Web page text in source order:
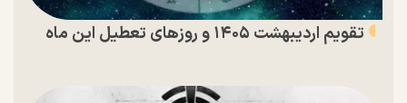
تقویم اردیبهشت ۱۴۰۵ و روز‌های تعطیل این ماه